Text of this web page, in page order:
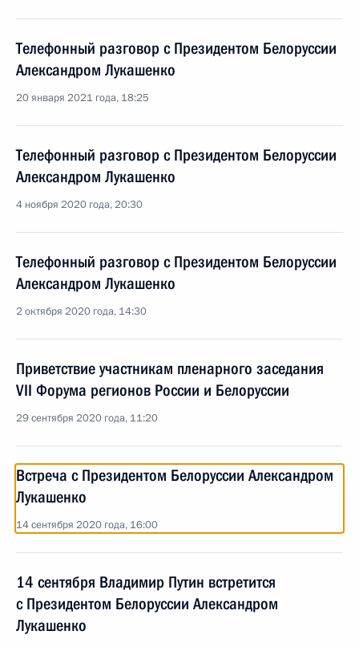
Телефонный разговор с Президентом Белоруссии
Александром Лукашенко
20 января 2021 года, 18:25
Телефонный разговор с Президентом Белоруссии
Александром Лукашенко
4 ноября 2020 года, 20:30
Телефонный разговор с Президентом Белоруссии
Александром Лукашенко
2 октября 2020 года, 14:30
Приветствие участникам пленарного заседания
VII Форума регионов России и Белоруссии
29 сентября 2020 года, 11:20
Встреча с Президентом Белоруссии Александром
Лукашенко
14 сентября 2020 года, 16:00
14 сентября Владимир Путин встретится
с Президентом Белоруссии Александром
Лукашенко